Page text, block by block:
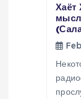
Хаёт